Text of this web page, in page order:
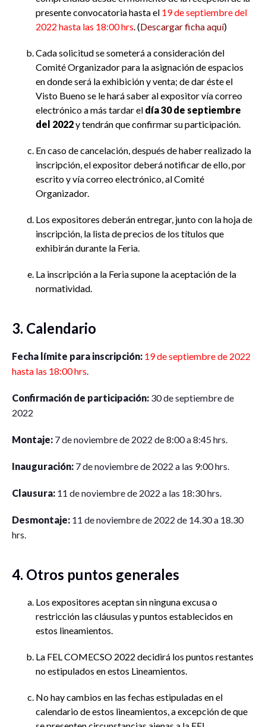
presente convocatoria hasta el 19 de septiembre del
2022 hasta las 18:00 hrs. (Descargar ficha aquí)
Cada solicitud se someterá a consideración del
Comité Organizador para la asignación de espacios
en donde será la exhibición y venta; de dar éste el
Visto Bueno se le hará saber al expositor vía correo
electrónico a más tardar el día 30 de septiembre
del 2022y tendrán que confirmar su participación.
En caso de cancelación, después de haber realizado la
inscripción, el expositor deberá notificar de ello, por
escrito y vía correo electrónico, al Comité
Organizador.
Los expositores deberán entregar, junto con la hoja de
inscripción, la lista de precios de los títulos que
exhibirán durante la Feria.
La inscripción a la Feria supone la aceptación de la
normatividad.
3. Calendario
Fecha límite para inscripción: 19 de septiembre de 2022
hasta las 18:00 hrs.
Confirmación de participación: 30 de septiembre de
2022
Montaje: 7 de noviembre de 2022 de 8:00 a 8:45 hrs.
Inauguración: 7 de noviembre de 2022 a las 9:00 hrs.
Clausura: 11 de noviembre de 2022 a las 18:30 hrs.
Desmontaje: 11 de noviembre de 2022 de 14.30 a 18.30
hrs.
4. Otros puntos generales
Los expositores aceptan sin ninguna excusa o
restricción las cláusulas y puntos establecidos en
estos lineamientos.
La FEL COMECSO 2022 decidirá los puntos restantes
no estipulados en estos Lineamientos.
No hay cambios en las fechas estipuladas en el
calendario de estos lineamientos, a excepción de que